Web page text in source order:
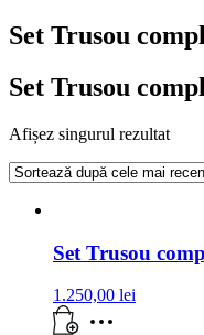
Set Trusou
Set Trusou
Afișez singurul rezultat
Set Trusou
1.250,00 lei